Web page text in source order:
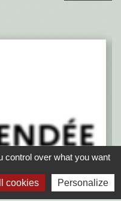
control over what you want
cookies Personalize